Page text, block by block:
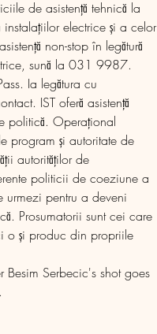
de asistență tehnică la
electrice și a celor
non-stop în legătură
sună la 031 9987.
Ia legătura cu
IST oferă asistență
politică. Operațional
program și autoritate de
autorităților de
politicii de coeziune a
urmezi pentru a deveni
Prosumatorii sunt cei care
o și produc din propriile
Serbecic's shot goes